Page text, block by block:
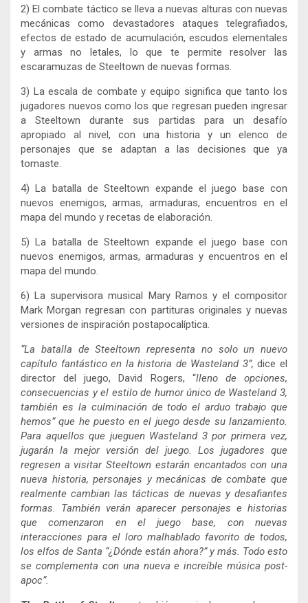
2) El combate táctico se lleva a nuevas alturas con nuevas
mecánicas como devastadores ataques telegrafiados,
efectos de estado de acumulación, escudos elementales
y armas no letales, lo que te permite resolver las
escaramuzas de Steeltown de nuevas formas.
3) La escala de combate y equipo significa que tanto los
jugadores nuevos como los que regresan pueden ingresar
a Steeltown durante sus partidas para un desafío
apropiado al nivel, con una historia y un elenco de
personajes que se adaptan a las decisiones que ya
tomaste.
4) La batalla de Steeltown expande el juego base con
nuevos enemigos, armas, armaduras, encuentros en el
mapa del mundo y recetas de elaboración.
5) La batalla de Steeltown expande el juego base con
nuevos enemigos, armas, armaduras y encuentros en el
mapa del mundo.
6) La supervisora ​​musical Mary Ramos y el compositor
Mark Morgan regresan con partituras originales y nuevas
versiones de inspiración postapocalíptica.
“La batalla de Steeltown representa no solo un nuevo
capítulo fantástico en la historia de Wasteland 3”, dice el
director del juego, David Rogers, “lleno de opciones,
consecuencias y el estilo de humor único de Wasteland 3,
también es la culminación de todo el arduo trabajo que
hemos” que he puesto en el juego desde su lanzamiento.
Para aquellos que jueguen Wasteland 3 por primera vez,
jugarán la mejor versión del juego. Los jugadores que
regresen a visitar Steeltown estarán encantados con una
nueva historia, personajes y mecánicas de combate que
realmente cambian las tácticas de nuevas y desafiantes
formas. También verán aparecer personajes e historias
que comenzaron en el juego base, con nuevas
interacciones para el loro malhablado favorito de todos,
los elfos de Santa “¿Dónde están ahora?” y más. Todo esto
se complementa con una nueva e increíble música post-
apoc”.